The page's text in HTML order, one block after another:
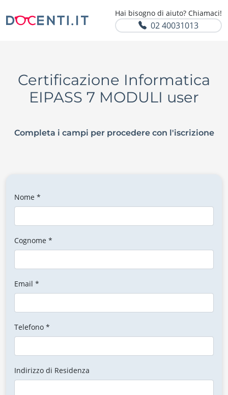
Hai bisogno di aiuto? Chiamaci!
02 40031013
Certificazione Informatica
EIPASS 7 MODULI user
Completa i campi per procedere con l'iscrizione
Nome *
Cognome *
Email *
Telefono *
Indirizzo di Residenza